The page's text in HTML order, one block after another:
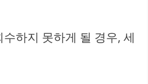
하지 못하게 될 경우, 세